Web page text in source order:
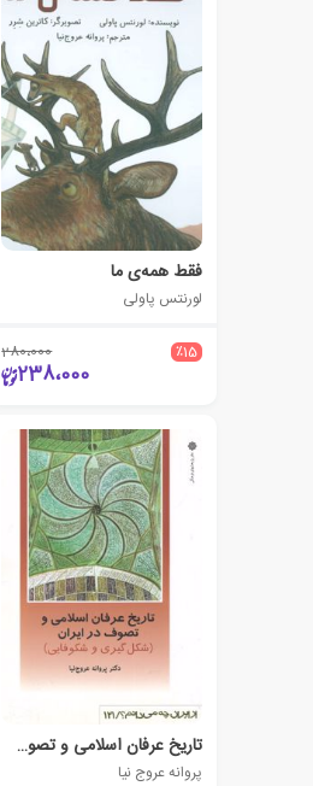
فقط همه‌ی ما
لورنتس پاولی
٪15 280،000
238،000
تاریخ عرفان اسلامی و تصوف در ایران
پروانه عروج نیا